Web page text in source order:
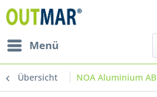
Menü
Übersicht NOA Aluminium AB